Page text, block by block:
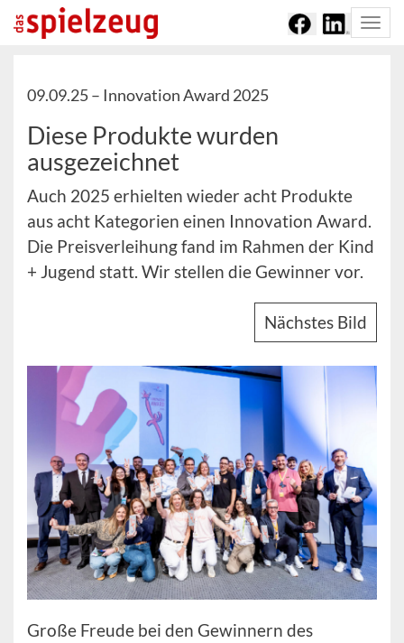
09.09.25 – Innovation Award 2025
Diese Produkte wurden
ausgezeichnet
Auch 2025 erhielten wieder acht Produkte
aus acht Kategorien einen Innovation Award.
Die Preisverleihung fand im Rahmen der Kind
+ Jugend statt. Wir stellen die Gewinner vor.
Nächstes Bild
Große Freude bei den Gewinnern des